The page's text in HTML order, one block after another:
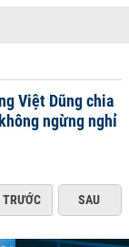
Việt Dũng chia
ngừng nghỉ
TRƯỚC SAU